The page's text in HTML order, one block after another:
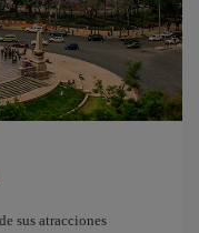
sus atracciones